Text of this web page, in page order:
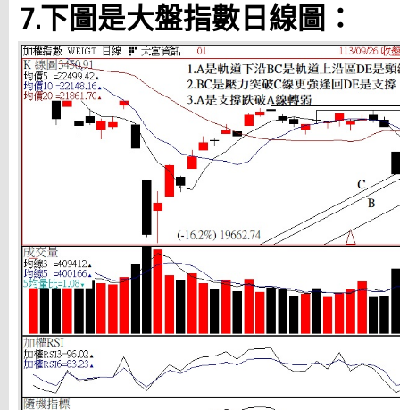
7.下圖是大盤指數日線圖：